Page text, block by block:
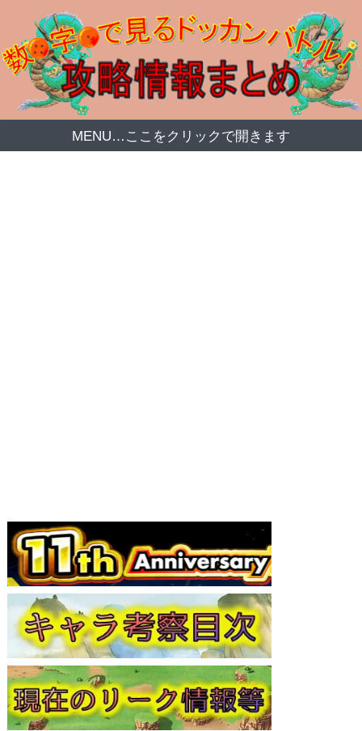
MENU…ここをクリックで開きます